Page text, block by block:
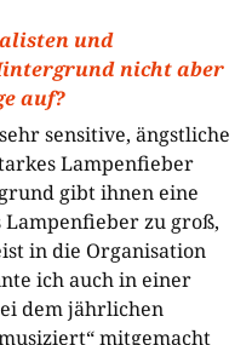
und
nicht aber
auf?
sensitive, ängstliche
Lampenfieber
gibt ihnen eine
zu groß,
in die Organisation
ich auch in einer
dem jährlichen
mitgemacht